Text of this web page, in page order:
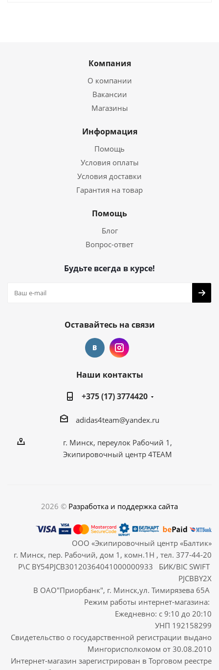
Компания
О компании
Вакансии
Магазины
Информация
Помощь
Условия оплаты
Условия доставки
Гарантия на товар
Помощь
Блог
Вопрос-ответ
Будьте всегда в курсе!
Оставайтесь на связи
Наши контакты
+375 (17) 3774420
adidas4team@yandex.ru
г. Минск, переулок Рабочий 1,
Экипировочный центр 4TEAM
2026 © Разработка и поддержка сайта
ООО «Экипировочный центр «Балтик»
г. Минск, пер. Рабочий, дом 1, комн.1Н , тел. 377-44-20
Р\С BY54PJCB30120364041000000933 БИК/BIC SWIFT
PJCBBY2X
В ОАО"Приорбанк", г. Минск,ул. Тимирязева 65А
Режим работы интернет-магазина:
Ежедневно: с 9:10 до 20:10
УНП 192158299
Свидетельство о государственной регистрации выдано
Мингорисполкомом от 30.08.2010
Интернет-магазин зарегистрирован в Торговом реестре